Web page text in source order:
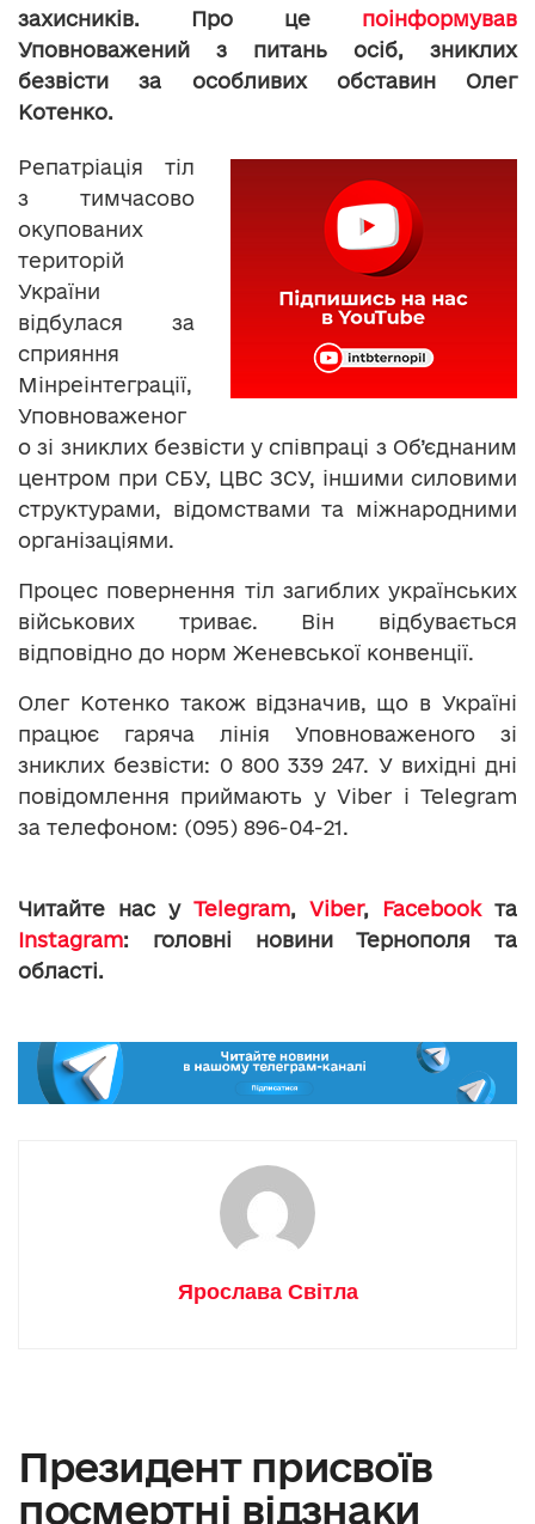
захисників. Про це поінформував
Уповноважений з питань осіб, зниклих
безвісти за особливих обставин Олег
Котенко.
Репатріація тіл
з тимчасово
окупованих
територій
України
відбулася за
сприяння
Мінреінтеграції,
Уповноваженог
о зі зниклих безвісти у співпраці з Об’єднаним
центром при СБУ, ЦВС ЗСУ, іншими силовими
структурами, відомствами та міжнародними
організаціями.
Процес повернення тіл загиблих українських
військових триває. Він відбувається
відповідно до норм Женевської конвенції.
Олег Котенко також відзначив, що в Україні
працює гаряча лінія Уповноваженого зі
зниклих безвісти: 0 800 339 247. У вихідні дні
повідомлення приймають у Viber і Telegram
за телефоном: (095) 896-04-21.
Читайте нас у Telegram, Viber, Facebookта
Instagram: головні новини Тернополя та
області.
Ярослава Світла
Президент присвоїв
посмертні відзнаки